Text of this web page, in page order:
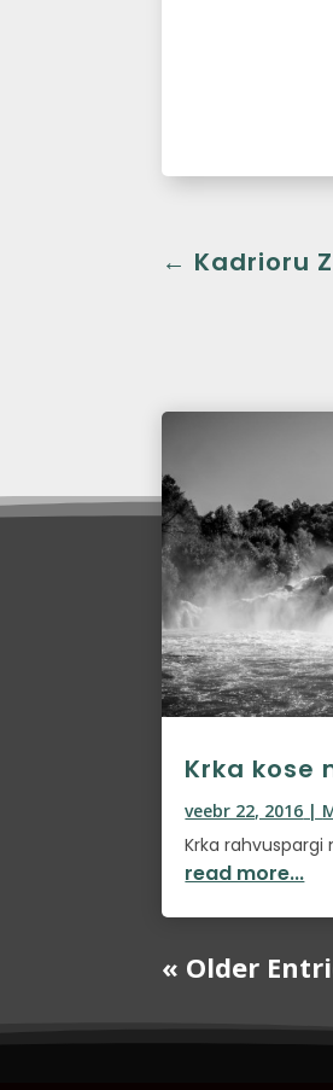
← Kadrioru
Krka kose
veebr 22, 2016 |
Krka rahvuspargi
read more...
« Older